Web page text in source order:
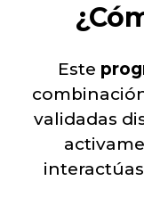
Este
validadas